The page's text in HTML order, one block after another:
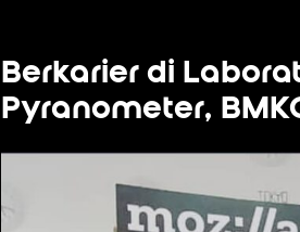
Berkarier di
Pyranometer,